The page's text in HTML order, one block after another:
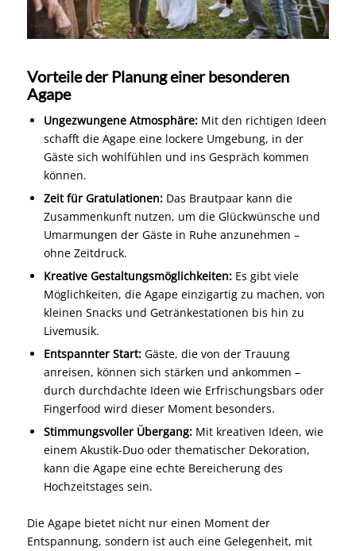
Vorteile der Planung einer besonderen
Agape
Ungezwungene Atmosphäre:Mit den richtigen Ideen
schafft die Agape eine lockere Umgebung, in der
Gäste sich wohlfühlen und ins Gespräch kommen
können.
Zeit für Gratulationen:Das Brautpaar kann die
Zusammenkunft nutzen, um die Glückwünsche und
Umarmungen der Gäste in Ruhe anzunehmen –
ohne Zeitdruck.
Kreative Gestaltungsmöglichkeiten:Es gibt viele
Möglichkeiten, die Agape einzigartig zu machen, von
kleinen Snacks und Getränkestationen bis hin zu
Livemusik.
Entspannter Start:Gäste, die von der Trauung
anreisen, können sich stärken und ankommen –
durch durchdachte Ideen wie Erfrischungsbars oder
Fingerfood wird dieser Moment besonders.
Stimmungsvoller Übergang:Mit kreativen Ideen, wie
einem Akustik-Duo oder thematischer Dekoration,
kann die Agape eine echte Bereicherung des
Hochzeitstages sein.
Die Agape bietet nicht nur einen Moment der
Entspannung, sondern ist auch eine Gelegenheit, mit